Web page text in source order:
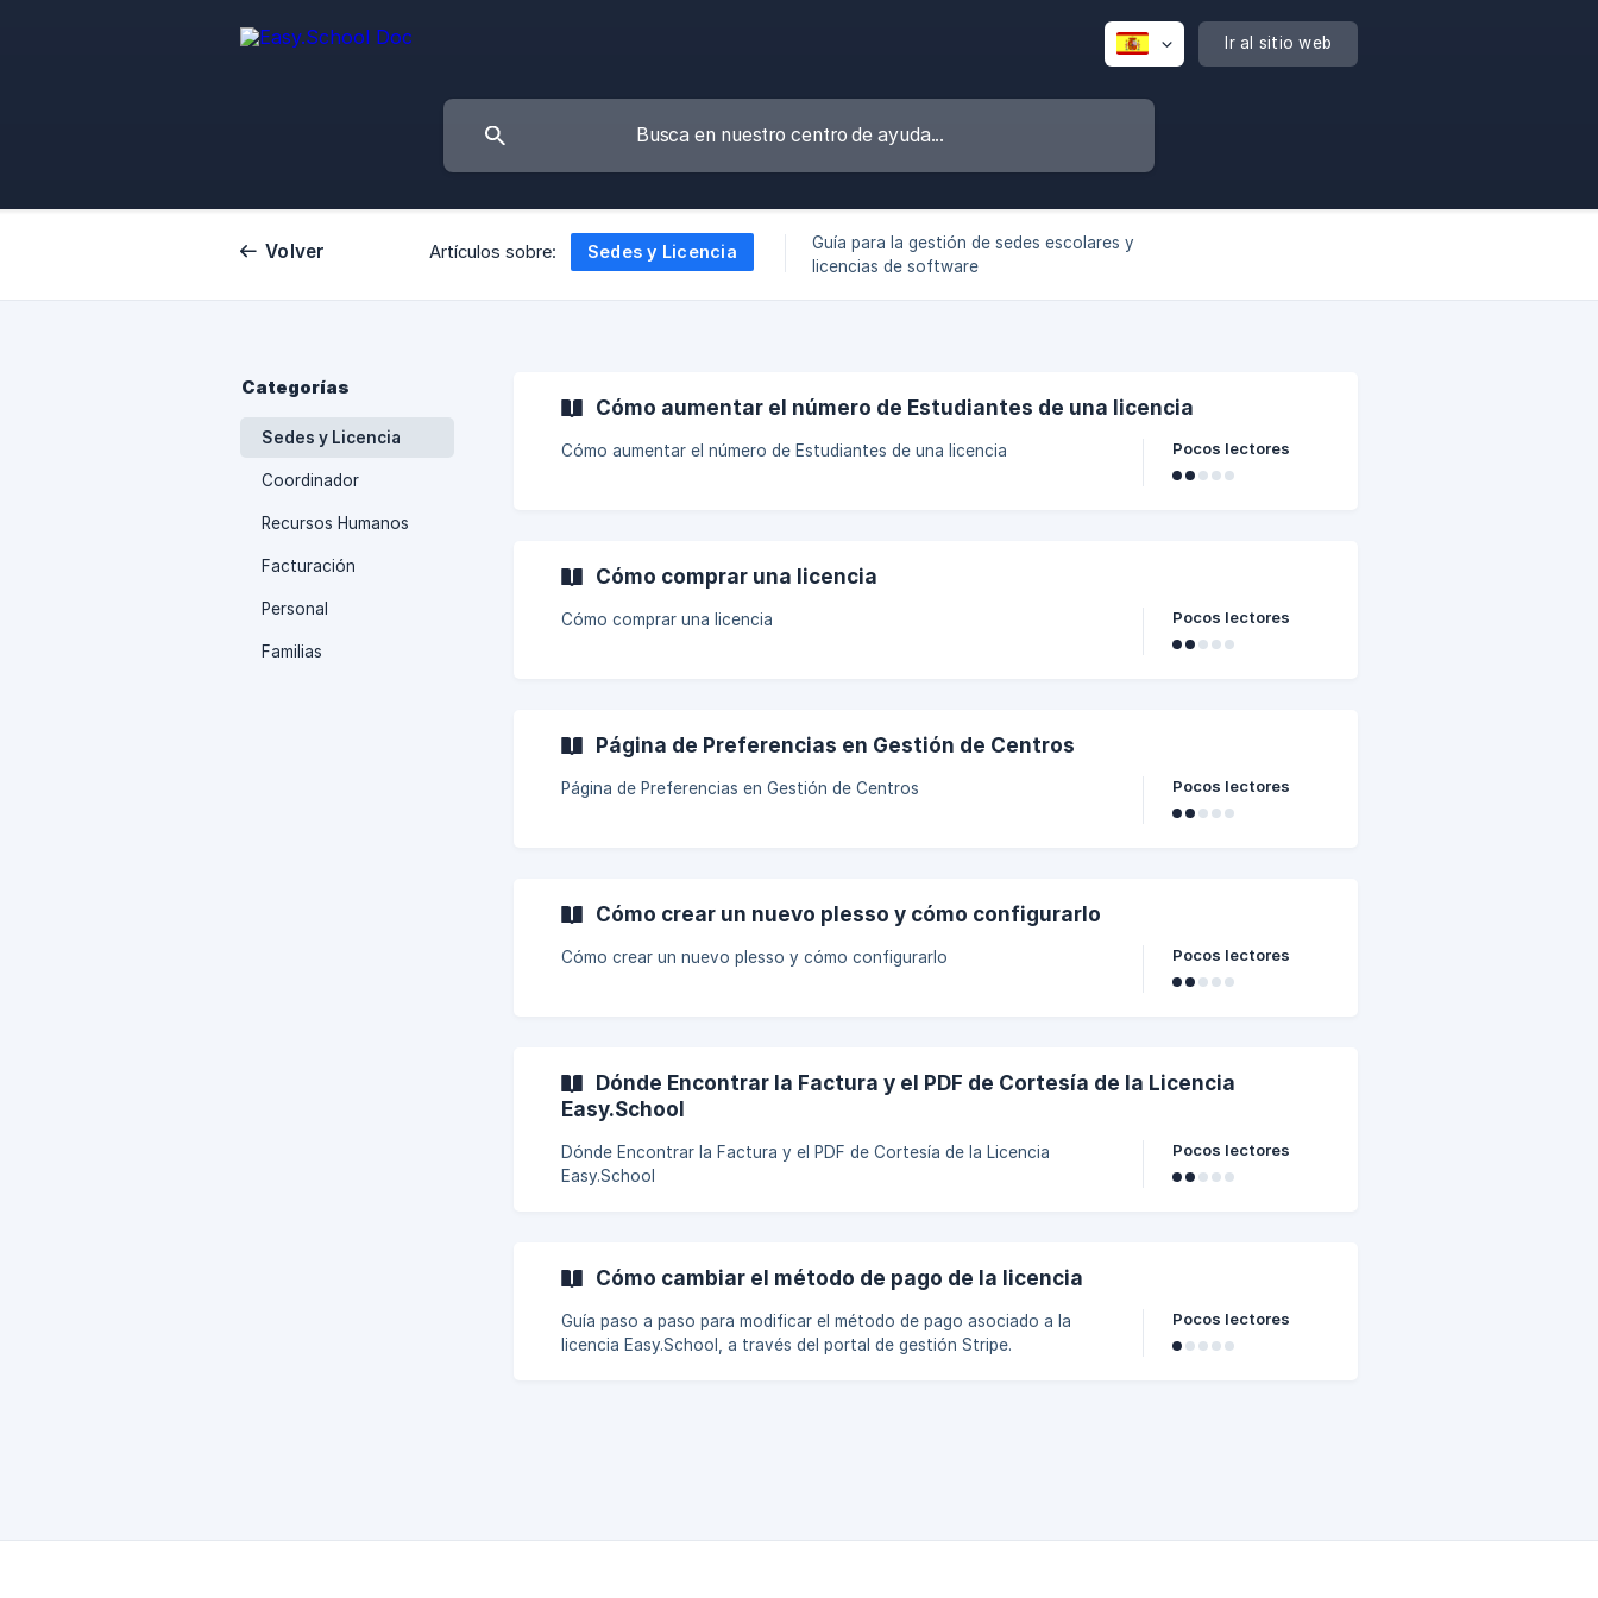
Ir al sitio web
Volver Artículos sobre: Sedes y Licencia
Guía para la gestión de sedes escolares y
licencias de software
Categorías
Sedes y Licencia
Coordinador
Recursos Humanos
Facturación
Personal
Familias
Cómo aumentar el número de Estudiantes de una licencia
Cómo aumentar el número de Estudiantes de una licencia Pocos lectores
Cómo comprar una licencia
Cómo comprar una licencia Pocos lectores
Página de Preferencias en Gestión de Centros
Página de Preferencias en Gestión de Centros Pocos lectores
Cómo crear un nuevo plesso y cómo configurarlo
Cómo crear un nuevo plesso y cómo configurarlo Pocos lectores
Dónde Encontrar la Factura y el PDF de Cortesía de la Licencia
Easy.School
Dónde Encontrar la Factura y el PDF de Cortesía de la Licencia
Easy.School
Pocos lectores
Cómo cambiar el método de pago de la licencia
Guía paso a paso para modificar el método de pago asociado a la
licencia Easy.School, a través del portal de gestión Stripe.
Pocos lectores